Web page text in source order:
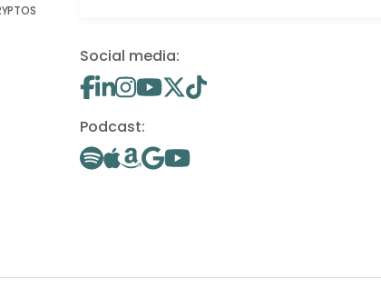
Social media:
Podcast: